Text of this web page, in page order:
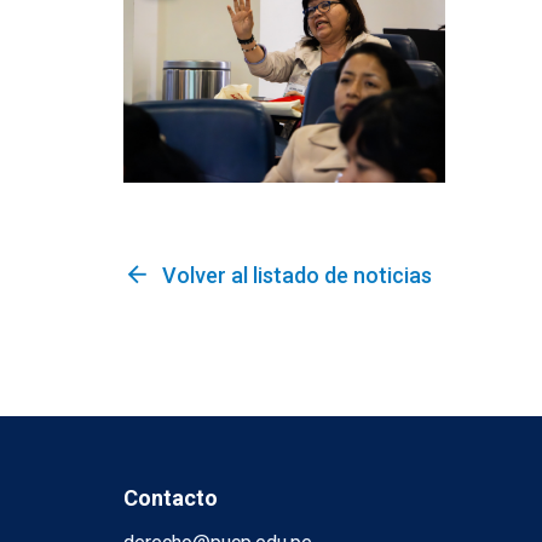
arrow_back Volver al listado de noticias
Contacto